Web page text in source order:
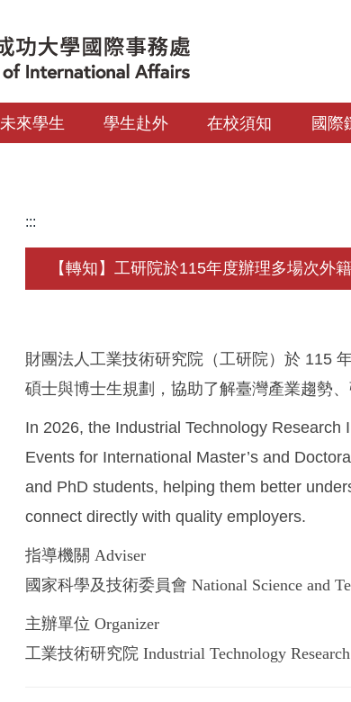
未來學生 學生赴外 在校須知 國際
:::
【轉知】工研院於115年度辦理多場次外
財團法人工業技術研究院（工研院）於 115
碩士與博士生規劃，協助了解臺灣產業趨勢
In 2026, the Industrial Technology
Events for International Master’s and
and PhD students, helping them better
connect directly with quality employers.
指導機關 Adviser
國家科學及技術委員會 National Science and
主辦單位 Organizer
工業技術研究院 Industrial Technology